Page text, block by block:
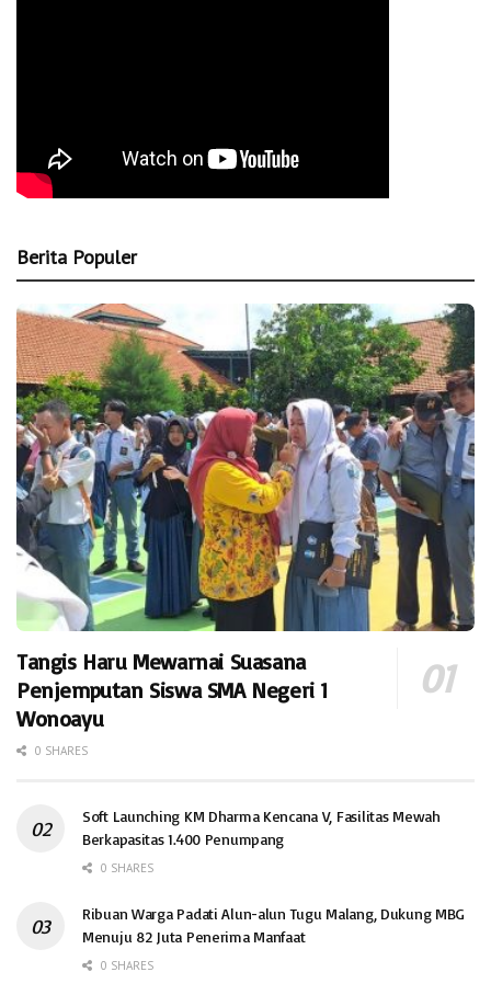
Berita Populer
Tangis Haru Mewarnai Suasana
Penjemputan Siswa SMA Negeri 1
Wonoayu
0 SHARES
Soft Launching KM Dharma Kencana V, Fasilitas Mewah
Berkapasitas 1.400 Penumpang
0 SHARES
Ribuan Warga Padati Alun-alun Tugu Malang, Dukung MBG
Menuju 82 Juta Penerima Manfaat
0 SHARES